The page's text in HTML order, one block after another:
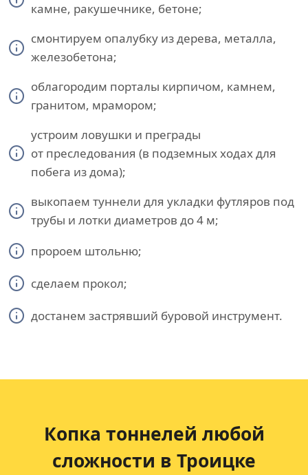
камне, ракушечнике, бетоне;
смонтируем опалубку из дерева, металла,
железобетона;
облагородим порталы кирпичом, камнем,
гранитом, мрамором;
устроим ловушки и преграды
от преследования (в подземных ходах для
побега из дома);
выкопаем туннели для укладки футляров под
трубы и лотки диаметров до 4 м;
пророем штольню;
сделаем прокол;
достанем застрявший буровой инструмент.
Копка тоннелей любой
сложности в Троицке